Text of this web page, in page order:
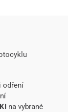
odření
na vybrané